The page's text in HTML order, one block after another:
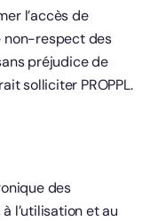
l’accès de
non-respect des
préjudice de
solliciter PROPPL.
des
l’utilisation et au